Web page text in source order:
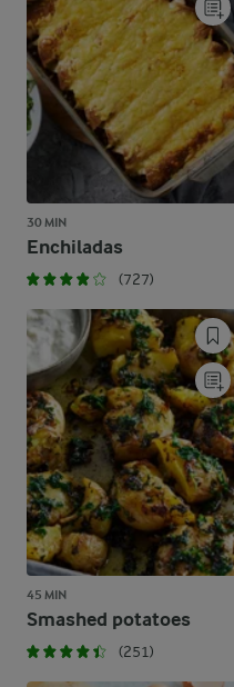
30 MIN
Enchiladas
(727)
45 MIN
Smashed potatoes
(251)